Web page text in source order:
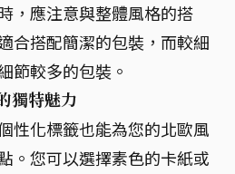
，應注意與整體風格的搭
合搭配簡潔的包裝，而較細
節較多的包裝。
獨特魅力
性化標籤也能為您的北歐風
。您可以選擇素色的卡紙或